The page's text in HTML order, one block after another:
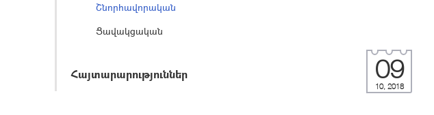
Շնորհավորական
Ցավակցական
Հայտարարություններ 09
10, 2018